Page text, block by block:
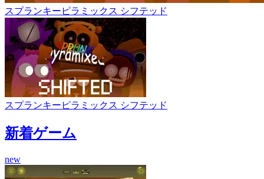
スプランキーピラミックス シフテッド
スプランキーピラミックス シフテッド
新着ゲーム
new